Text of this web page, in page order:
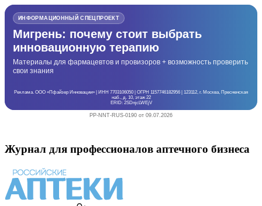
ИНФОРМАЦИОННЫЙ СПЕЦПРОЕКТ
Мигрень: почему стоит выбрать
инновационную терапию
Материалы для фармацевтов и провизоров + возможность проверить
свои знания
Реклама. ООО «Пфайзер Инновации» | ИНН 7703106050 | ОГРН 1157746182956 | 123112, г. Москва, Пресненская
наб., д. 10, этаж 22
ERID: 2SDnjcLWEjV
PP-NNT-RUS-0190 от 09.07.2026
Журнал для профессионалов аптечного бизнеса